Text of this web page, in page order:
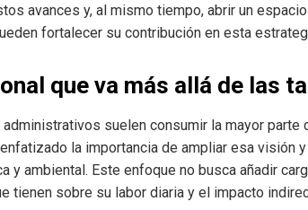
avances y, al mismo tiempo, abrir un
fortalecer su contribución en esta
que va más allá de las
suelen consumir la mayor parte
la importancia de ampliar esa visión
y ambiental. Este enfoque no busca añadir
tienen sobre su labor diaria y el impacto